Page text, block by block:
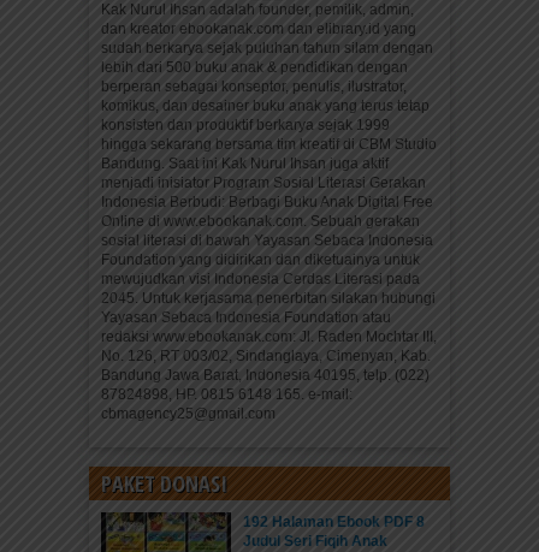
Kak Nurul Ihsan adalah founder, pemilik, admin,
dan kreator ebookanak.com dan elibrary.id yang
sudah berkarya sejak puluhan tahun silam dengan
lebih dari 500 buku anak & pendidikan dengan
berperan sebagai konseptor, penulis, ilustrator,
komikus, dan desainer buku anak yang terus tetap
konsisten dan produktif berkarya sejak 1999
hingga sekarang bersama tim kreatif di CBM Studio
Bandung. Saat ini Kak Nurul Ihsan juga aktif
menjadi inisiator Program Sosial Literasi Gerakan
Indonesia Berbudi: Berbagi Buku Anak Digital Free
Online di www.ebookanak.com. Sebuah gerakan
sosial literasi di bawah Yayasan Sebaca Indonesia
Foundation yang didirikan dan diketuainya untuk
mewujudkan visi Indonesia Cerdas Literasi pada
2045. Untuk kerjasama penerbitan silakan hubungi
Yayasan Sebaca Indonesia Foundation atau
redaksi www.ebookanak.com: Jl. Raden Mochtar III,
No. 126, RT 003/02, Sindanglaya, Cimenyan, Kab.
Bandung Jawa Barat, Indonesia 40195, telp. (022)
87824898, HP. 0815 6148 165. e-mail:
cbmagency25@gmail.com
PAKET DONASI
192 Halaman Ebook PDF 8
Judul Seri Fiqih Anak